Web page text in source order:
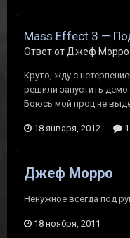
Mass Effect 3 —
Ответ от Джеф Морро
Круто, жду с
решили запустить
Боюсь мой проц не
18 января, 2012
Джеф Морро
Ненужное всегда под
18 ноября, 2011